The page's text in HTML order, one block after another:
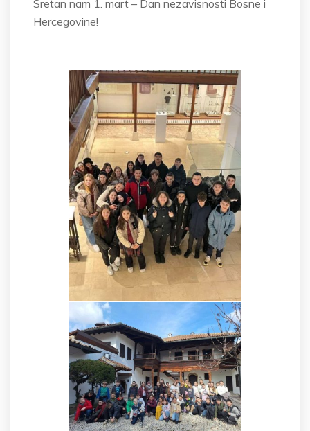
Sretan nam 1. mart – Dan nezavisnosti Bosne i
Hercegovine!